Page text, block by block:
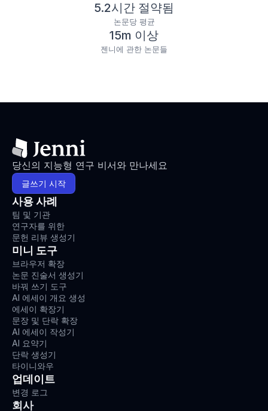
5.2시간 절약됨
논문당 평균
15m 이상
젠니에 관한 논문들
당신의 지능형 연구 비서와 만나세요
글쓰기 시작
사용 사례
팀 및 기관
연구자를 위한
문헌 리뷰 생성기
미니 도구
브라우저 확장
논문 진술서 생성기
바꿔 쓰기 도구
AI 에세이 개요 생성
에세이 확장기
문장 및 단락 확장
AI 에세이 작성기
AI 요약기
단락 생성기
타이니와우
업데이트
변경 로그
회사